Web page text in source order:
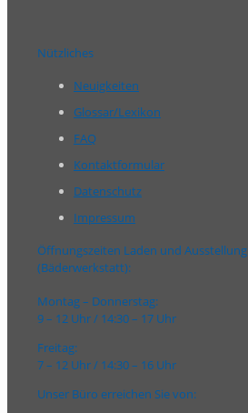
Nützliches
Neuigkeiten
Glossar/Lexikon
FAQ
Kontaktformular
Datenschutz
Impressum
Öffnungszeiten Laden und Ausstellung
(Bäderwerkstatt):
Montag – Donnerstag:
9 – 12 Uhr / 14:30 – 17 Uhr
Freitag:
7 – 12 Uhr / 14:30 – 16 Uhr
Unser Büro erreichen Sie von: